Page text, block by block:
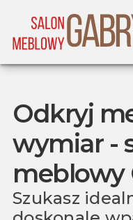
Odkryj
wymiar -
meblowy
Szukasz